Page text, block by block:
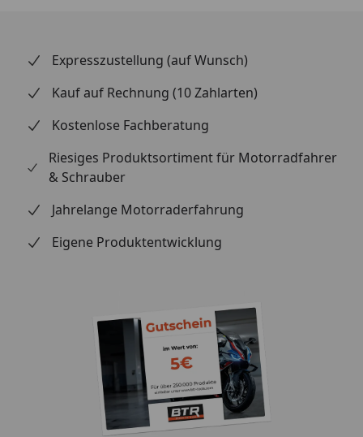
Expresszustellung (auf Wunsch)
Kauf auf Rechnung (10 Zahlarten)
Kostenlose Fachberatung
Riesiges Produktsortiment für Motorradfahrer
& Schrauber
Jahrelange Motorraderfahrung
Eigene Produktentwicklung